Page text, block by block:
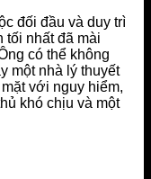
đối đầu và duy trì
tối nhất đã mài
có thể không
một nhà lý thuyết
với nguy hiểm,
khó chịu và một